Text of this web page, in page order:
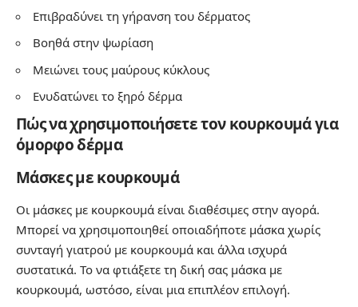
Επιβραδύνει τη γήρανση του δέρματος
Βοηθά στην ψωρίαση
Μειώνει τους μαύρους κύκλους
Ενυδατώνει το ξηρό δέρμα
Πώς να χρησιμοποιήσετε τον κουρκουμά για
όμορφο δέρμα
Μάσκες με κουρκουμά
Οι μάσκες με κουρκουμά είναι διαθέσιμες στην αγορά.
Μπορεί να χρησιμοποιηθεί οποιαδήποτε μάσκα χωρίς
συνταγή γιατρού με κουρκουμά και άλλα ισχυρά
συστατικά. Το να φτιάξετε τη δική σας μάσκα με
κουρκουμά, ωστόσο, είναι μια επιπλέον επιλογή.